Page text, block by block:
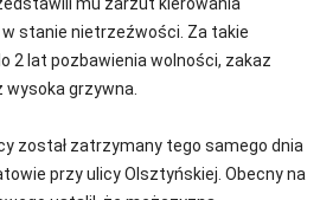
stanie nietrzeźwości. Za takie
2 lat pozbawienia wolności, zakaz
grzywna.
został zatrzymany tego samego dnia
przy ulicy Olsztyńskiej. Obecny na